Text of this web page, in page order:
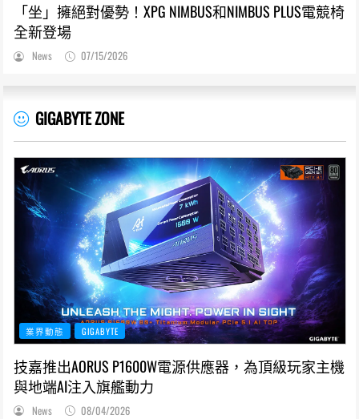
「坐」擁絕對優勢！XPG NIMBUS和NIMBUS PLUS電競椅
全新登場
News 07/15/2026
GIGABYTE ZONE
業界動態 GIGABYTE
技嘉推出AORUS P1600W電源供應器，為頂級玩家主機
與地端AI注入旗艦動力
News 08/04/2026